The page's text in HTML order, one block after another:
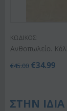
ΚΩΔΙΚΟΣ:
Ανθοπωλείο.
€45.00 €34.99
ΣΤΗΝ